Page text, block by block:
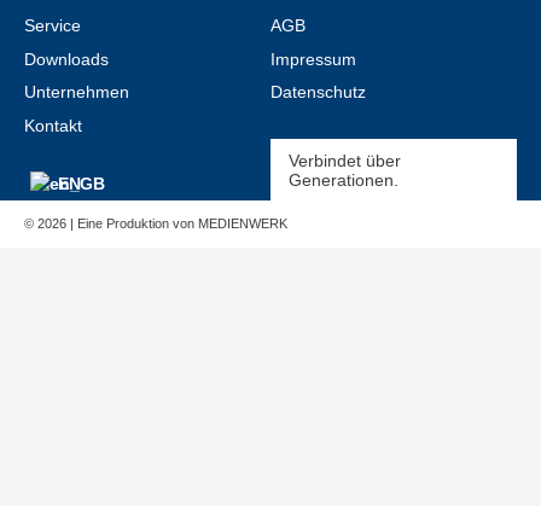
Service
Downloads
Unternehmen
Kontakt
EN
AGB
Impressum
Datenschutz
Verbindet über
Generationen.
© 2026 | Eine Produktion von MEDIENWERK